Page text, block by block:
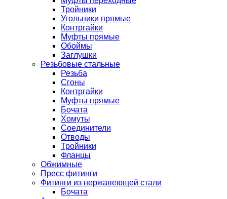
Тройники
Угольники прямые
Контргайки
Муфты прямые
Обоймы
Заглушки
Резьбовые стальные
Резьба
Сгоны
Контргайки
Муфты прямые
Бочата
Хомуты
Соединители
Отводы
Тройники
Фланцы
Обжимные
Пресс фитинги
Фитинги из нержавеющей стали
Бочата